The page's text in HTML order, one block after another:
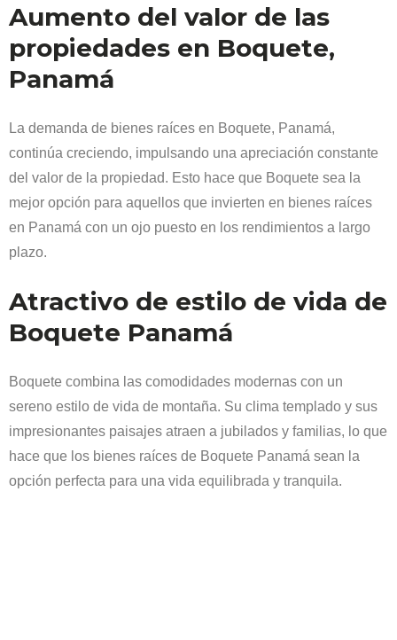
Aumento del valor de las
propiedades en Boquete,
Panamá
La demanda de bienes raíces en Boquete, Panamá,
continúa creciendo, impulsando una apreciación constante
del valor de la propiedad. Esto hace que Boquete sea la
mejor opción para aquellos que invierten en bienes raíces
en Panamá con un ojo puesto en los rendimientos a largo
plazo.
Atractivo de estilo de vida de
Boquete Panamá
Boquete combina las comodidades modernas con un
sereno estilo de vida de montaña. Su clima templado y sus
impresionantes paisajes atraen a jubilados y familias, lo que
hace que los bienes raíces de Boquete Panamá sean la
opción perfecta para una vida equilibrada y tranquila.